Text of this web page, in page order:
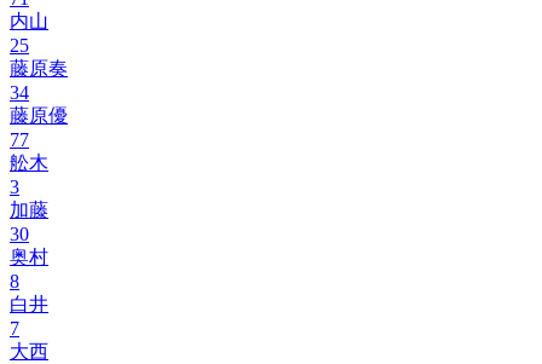
内山
25
藤原奏
34
藤原優
77
舩木
3
加藤
30
奥村
8
白井
7
大西